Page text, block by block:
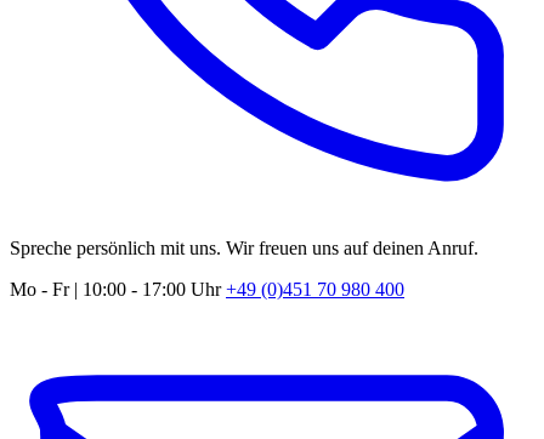
Spreche persönlich mit uns. Wir freuen uns auf deinen Anruf.
Mo - Fr | 10:00 - 17:00 Uhr +49 (0)451 70 980 400